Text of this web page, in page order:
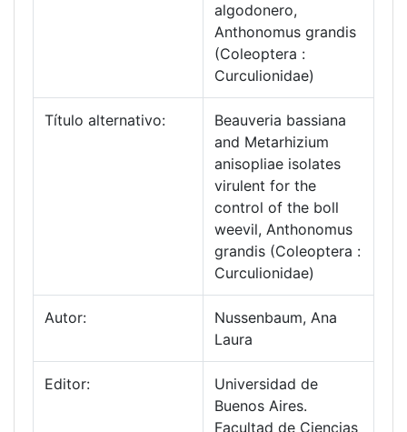
algodonero,
Anthonomus grandis
(Coleoptera :
Curculionidae)
Título alternativo:
Beauveria bassiana
and Metarhizium
anisopliae isolates
virulent for the
control of the boll
weevil, Anthonomus
grandis (Coleoptera :
Curculionidae)
Autor:
Nussenbaum, Ana
Laura
Editor:
Universidad de
Buenos Aires.
Facultad de Ciencias